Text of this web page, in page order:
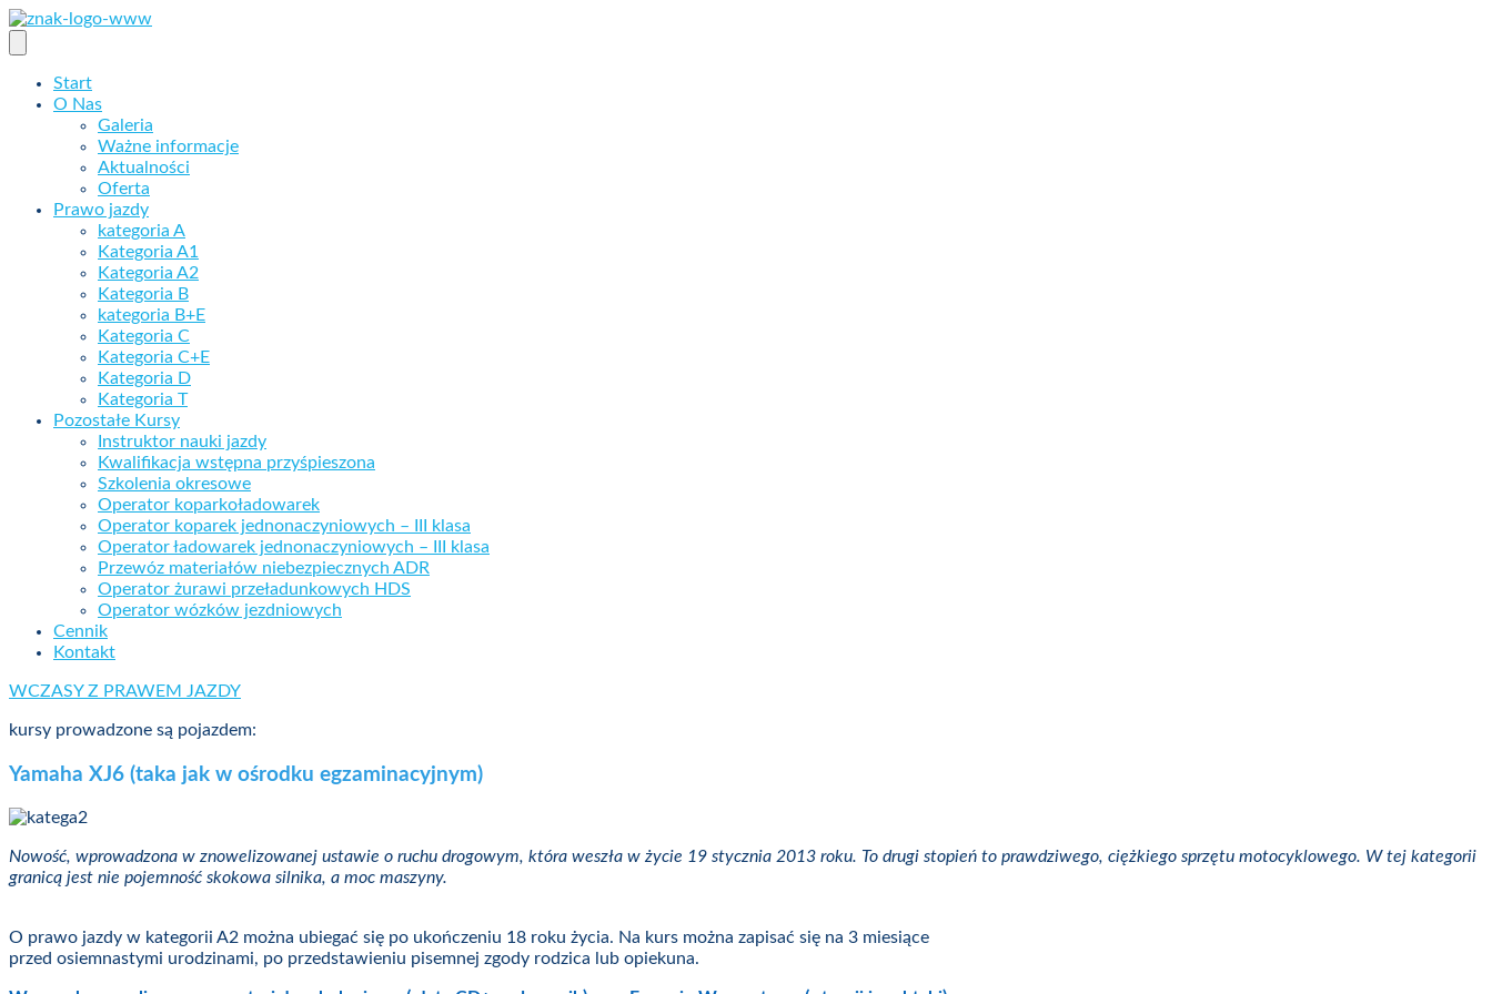
Skip
to
content
Start
O Nas
Galeria
Ważne informacje
Aktualności
Oferta
Prawo jazdy
kategoria A
Kategoria A1
Kategoria A2
Kategoria B
kategoria B+E
Kategoria C
Kategoria C+E
Kategoria D
Kategoria T
Pozostałe Kursy
Instruktor nauki jazdy
Kwalifikacja wstępna przyśpieszona
Szkolenia okresowe
Operator koparkoładowarek
Operator koparek jednonaczyniowych – III klasa
Operator ładowarek jednonaczyniowych – III klasa
Przewóz materiałów niebezpiecznych ADR
Operator żurawi przeładunkowych HDS
Operator wózków jezdniowych
Cennik
Kontakt
WCZASY Z PRAWEM JAZDY
kursy prowadzone są pojazdem:
Yamaha XJ6 (taka jak w ośrodku egzaminacyjnym)
Nowość, wprowadzona w znowelizowanej ustawie o ruchu drogowym, która weszła w życie 19 stycznia 2013 roku. To drugi stopień to prawdziwego, ciężkiego sprzętu motocyklowego. W tej kategorii
granicą jest nie pojemność skokowa silnika, a moc maszyny.
O prawo jazdy w kategorii A2 można ubiegać się po ukończeniu 18 roku życia. Na kurs można zapisać się na 3 miesiące
przed osiemnastymi urodzinami, po przedstawieniu pisemnej zgody rodzica lub opiekuna.